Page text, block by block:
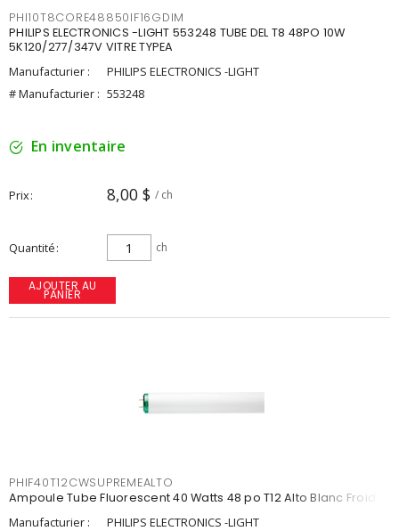
PHI10T8CORE48850IF16GDIM
PHILIPS ELECTRONICS -LIGHT 553248 TUBE DEL T8 48PO 10W
5K120/277/347V VITRE TYPEA
Manufacturier :
PHILIPS ELECTRONICS -LIGHT
# Manufacturier : 553248
En inventaire
Prix 8,00 $ / ch
Quantité ch
AJOUTER AU
PANIER
PHIF40T12CWSUPREMEALTO
Ampoule Tube Fluorescent 40 Watts 48 po T12 Alto Blanc Froid
Manufacturier :
PHILIPS ELECTRONICS -LIGHT